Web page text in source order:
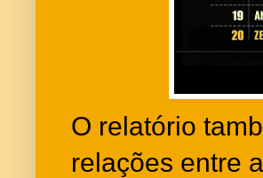
O relatório
relações entre